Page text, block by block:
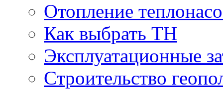
Отопление
Как выбрать ТН
Эксплуатационные
Cтроительство